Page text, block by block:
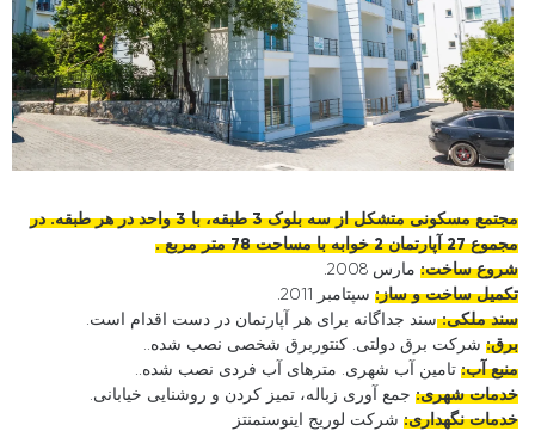
مجتمع مسکونی متشکل از سه بلوک 3 طبقه، با 3 واحد در هر طبقه. در
مجموع 27 آپارتمان 2 خوابه با مساحت 78 متر مربع .
شروع ساخت: مارس 2008.
تکمیل ساخت و ساز: سپتامبر 2011.
سند ملکی:سند جداگانه برای هر آپارتمان در دست اقدام است.
برق: شرکت برق دولتی. کنتوربرق شخصی نصب شده..
منبع آب: تامین آب شهری. مترهای آب فردی نصب شده..
خدمات شهری: جمع آوری زباله، تمیز کردن و روشنایی خیابانی.
خدمات نگهداری: شرکت لوریج اینوستمنتز